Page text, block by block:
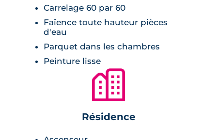
Carrelage 60 par 60
Faïence toute hauteur pièces
d'eau
Parquet dans les chambres
Peinture lisse
🏙
Résidence